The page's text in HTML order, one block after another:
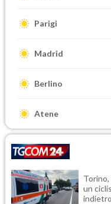
Parigi
Madrid
Berlino
Atene
un